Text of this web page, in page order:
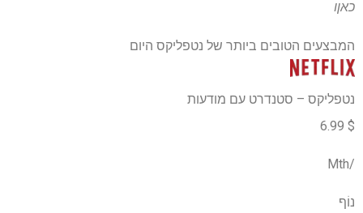
כאןו
המבצעים הטובים ביותר של נטפליקס היום
נטפליקס – סטנדרט עם מודעות
$ 6.99
/Mth
נוֹף